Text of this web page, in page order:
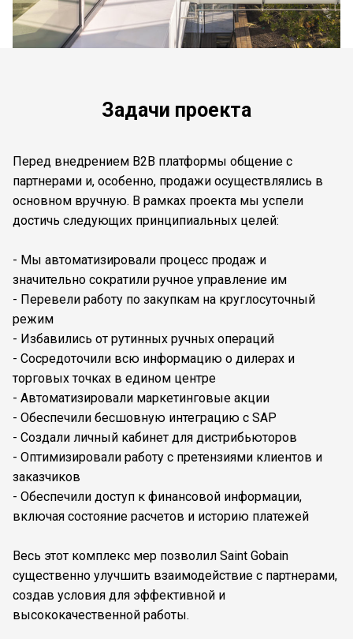
Задачи проекта
Перед внедрением B2B платформы общение с
партнерами и, особенно, продажи осуществлялись в
основном вручную. В рамках проекта мы успели
достичь следующих принципиальных целей:
- Мы автоматизировали процесс продаж и
значительно сократили ручное управление им
- Перевели работу по закупкам на круглосуточный
режим
- Избавились от рутинных ручных операций
- Сосредоточили всю информацию о дилерах и
торговых точках в едином центре
- Автоматизировали маркетинговые акции
- Обеспечили бесшовную интеграцию с SAP
- Создали личный кабинет для дистрибьюторов
- Оптимизировали работу с претензиями клиентов и
заказчиков
- Обеспечили доступ к финансовой информации,
включая состояние расчетов и историю платежей
Весь этот комплекс мер позволил Saint Gobain
существенно улучшить взаимодействие с партнерами,
создав условия для эффективной и
высококачественной работы.